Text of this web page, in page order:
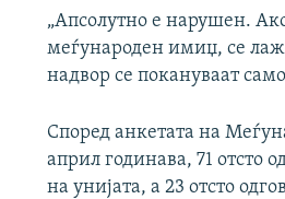
„Апсолутно е нарушен.
меѓународен имиџ, се
надвор се покануваат
Според анкетата на
април годинава, 71 отсто
на унијата, а 23 отсто